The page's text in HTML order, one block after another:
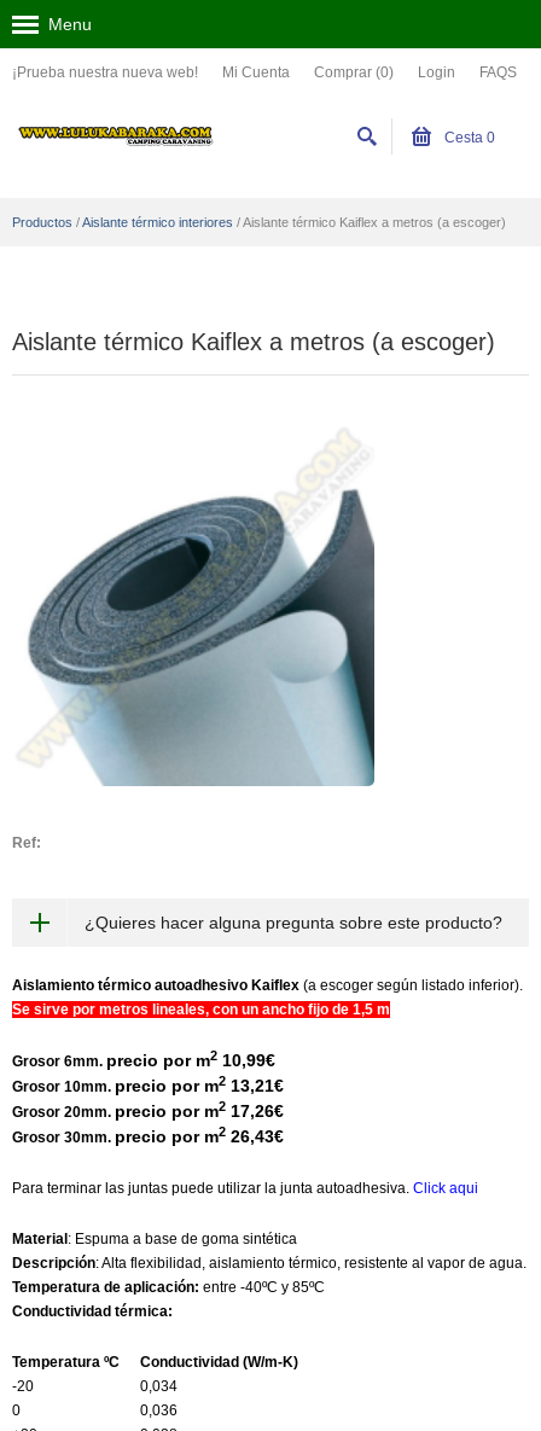
¡Prueba nuestra nueva web! Mi Cuenta Comprar (0) Login FAQS
Menu
Cesta 0
Productos /Aislante térmico interiores /Aislante térmico Kaiflex a metros (a escoger)
Aislante térmico Kaiflex a metros (a escoger)
Ref:
¿Quieres hacer alguna pregunta sobre este producto?
Aislamiento térmico autoadhesivo Kaiflex (a escoger según listado inferior).
Se sirve por metros lineales, con un ancho fijo de 1,5 m
Grosor 6mm. precio por m2 10,99€
Grosor 10mm. precio por m2 13,21€
Grosor 20mm. precio por m2 17,26€
Grosor 30mm. precio por m2 26,43€
Para terminar las juntas puede utilizar la junta autoadhesiva. Click aqui
Material : Espuma a base de goma sintética
Descripción: Alta flexibilidad, aislamiento térmico, resistente al vapor de agua.
Temperatura de aplicación: entre -40ºC y 85ºC
Conductividad térmica:
Temperatura ºC
Conductividad (W/m-K)
-20
0,034
0
0,036